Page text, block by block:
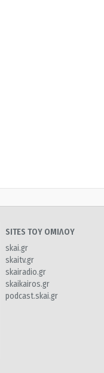
SITES ΤΟΥ ΟΜΙΛΟΥ
skai.gr
skaitv.gr
skairadio.gr
skaikairos.gr
podcast.skai.gr